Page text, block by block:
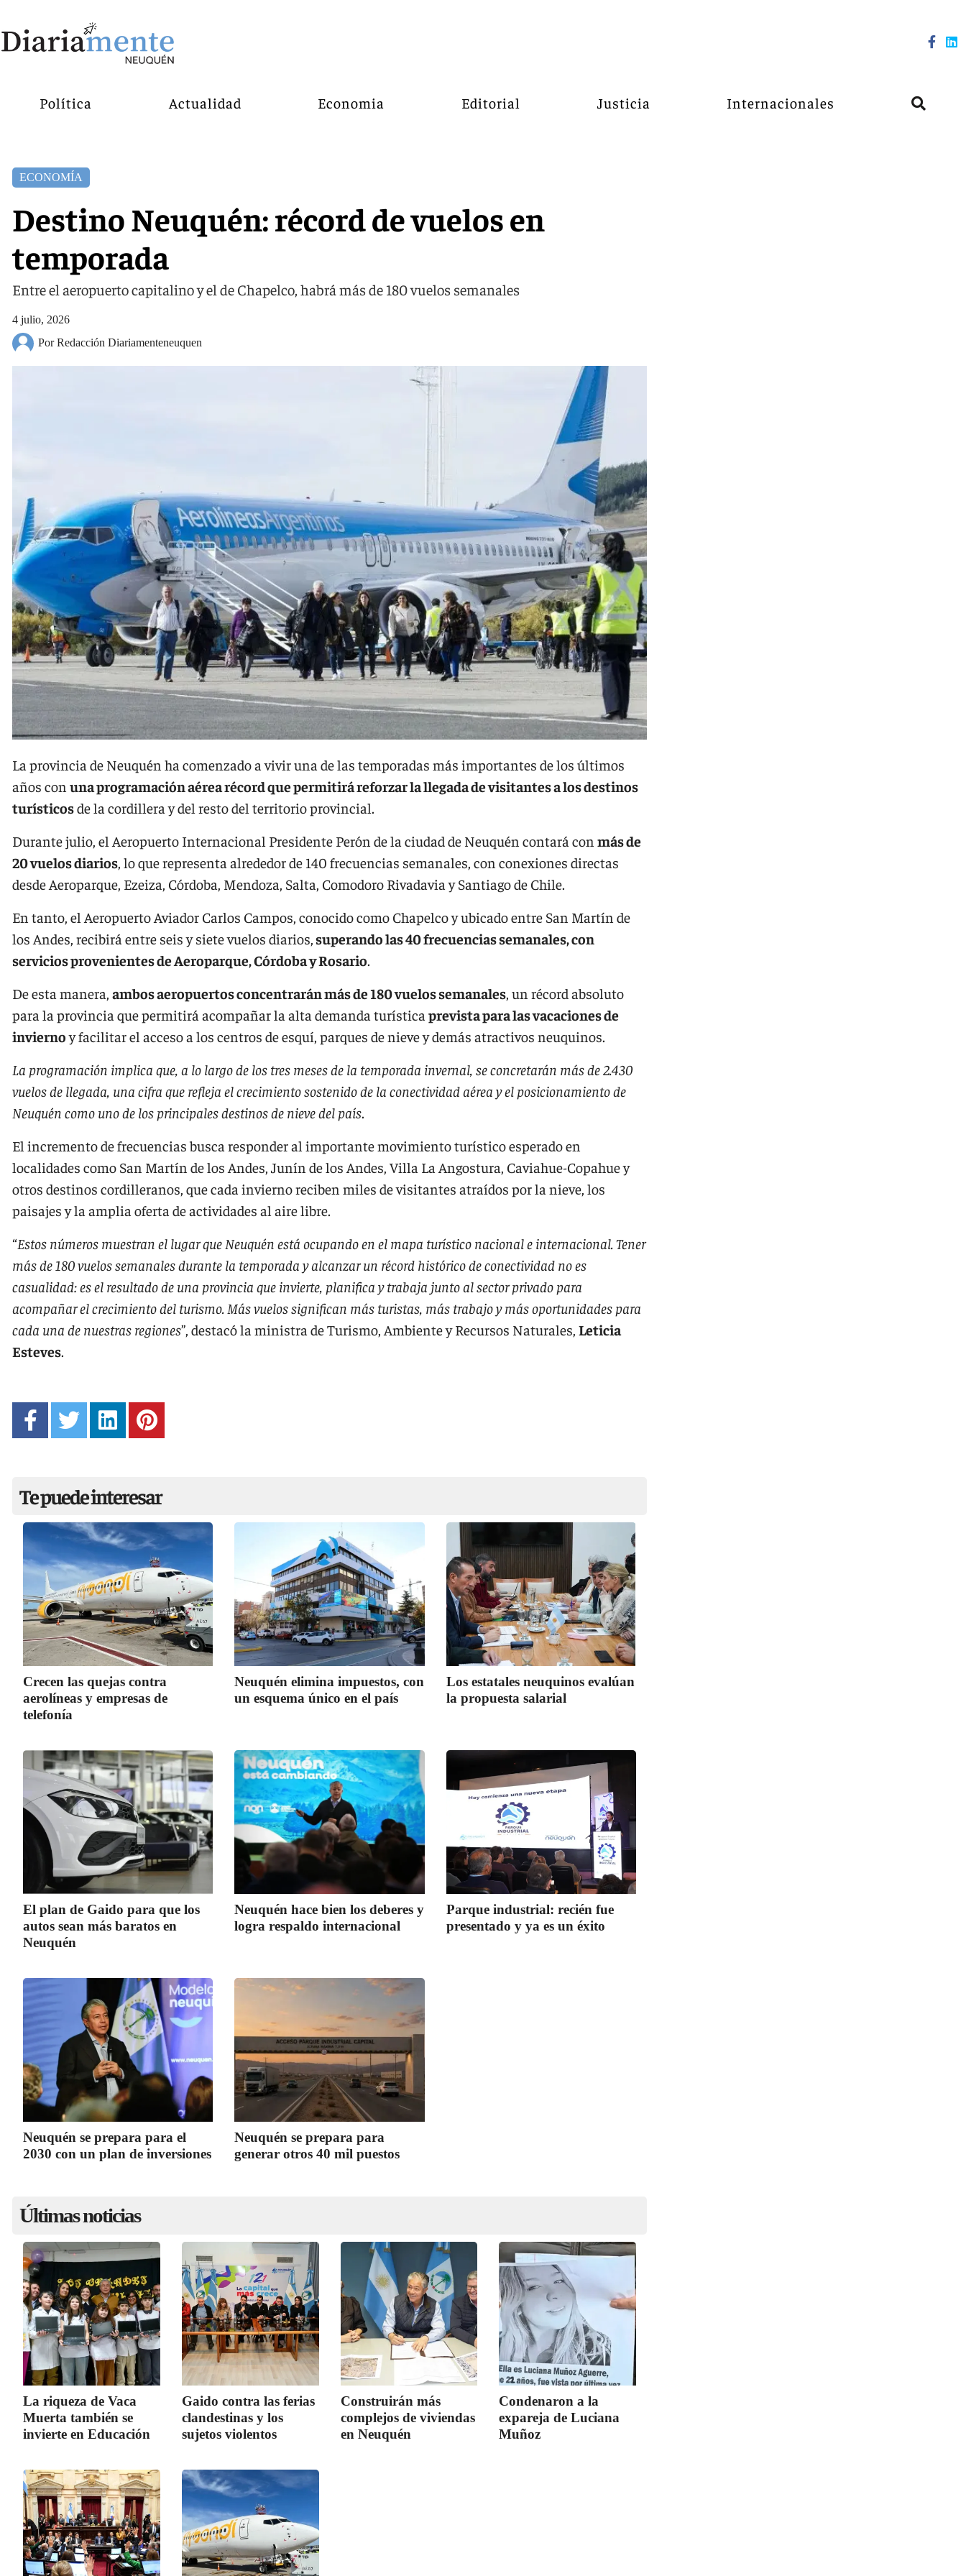
Política Actualidad Economia Editorial Justicia Internacionales
ECONOMÍA
Destino Neuquén: récord de vuelos en
temporada
Entre el aeropuerto capitalino y el de Chapelco, habrá más de 180 vuelos semanales
4 julio, 2026
Por Redacción Diariamenteneuquen
La provincia de Neuquén ha comenzado a vivir una de las temporadas más importantes de los últimos
años con una programación aérea récord que permitirá reforzar la llegada de visitantes a los destinos
turísticosde la cordillera y del resto del territorio provincial.
Durante julio, el Aeropuerto Internacional Presidente Perón de la ciudad de Neuquén contará con más de
20 vuelos diarios, lo que representa alrededor de 140 frecuencias semanales, con conexiones directas
desde Aeroparque, Ezeiza, Córdoba, Mendoza, Salta, Comodoro Rivadavia y Santiago de Chile.
En tanto, el Aeropuerto Aviador Carlos Campos, conocido como Chapelco y ubicado entre San Martín de
los Andes, recibirá entre seis y siete vuelos diarios,superando las 40 frecuencias semanales, con
servicios provenientes de Aeroparque, Córdoba y Rosario.
De esta manera, ambos aeropuertos concentrarán más de 180 vuelos semanales, un récord absoluto
para la provincia que permitirá acompañar la alta demanda turística prevista para las vacaciones de
inviernoy facilitar el acceso a los centros de esquí, parques de nieve y demás atractivos neuquinos.
La programación implica que, a lo largo de los tres meses de la temporada invernal, se concretarán más de 2.430
vuelos de llegada, una cifra que refleja el crecimiento sostenido de la conectividad aérea y el posicionamiento de
Neuquén como uno de los principales destinos de nieve del país.
El incremento de frecuencias busca responder al importante movimiento turístico esperado en
localidades como San Martín de los Andes, Junín de los Andes, Villa La Angostura, Caviahue-Copahue y
otros destinos cordilleranos, que cada invierno reciben miles de visitantes atraídos por la nieve, los
paisajes y la amplia oferta de actividades al aire libre.
“Estos números muestran el lugar que Neuquén está ocupando en el mapa turístico nacional e internacional. Tener
más de 180 vuelos semanales durante la temporada y alcanzar un récord histórico de conectividad no es
casualidad: es el resultado de una provincia que invierte, planifica y trabaja junto al sector privado para
acompañar el crecimiento del turismo. Más vuelos significan más turistas, más trabajo y más oportunidades para
cada una de nuestras regiones”, destacó la ministra de Turismo, Ambiente y Recursos Naturales, Leticia
Esteves.
Te puede interesar
Crecen las quejas contra
aerolíneas y empresas de
telefonía
Neuquén elimina impuestos, con
un esquema único en el país
Los estatales neuquinos evalúan
la propuesta salarial
El plan de Gaido para que los
autos sean más baratos en
Neuquén
Neuquén hace bien los deberes y
logra respaldo internacional
Parque industrial: recién fue
presentado y ya es un éxito
Neuquén se prepara para el
2030 con un plan de inversiones
Neuquén se prepara para
generar otros 40 mil puestos
Últimas noticias
La riqueza de Vaca
Muerta también se
invierte en Educación
Gaido contra las ferias
clandestinas y los
sujetos violentos
Construirán más
complejos de viviendas
en Neuquén
Condenaron a la
expareja de Luciana
Muñoz